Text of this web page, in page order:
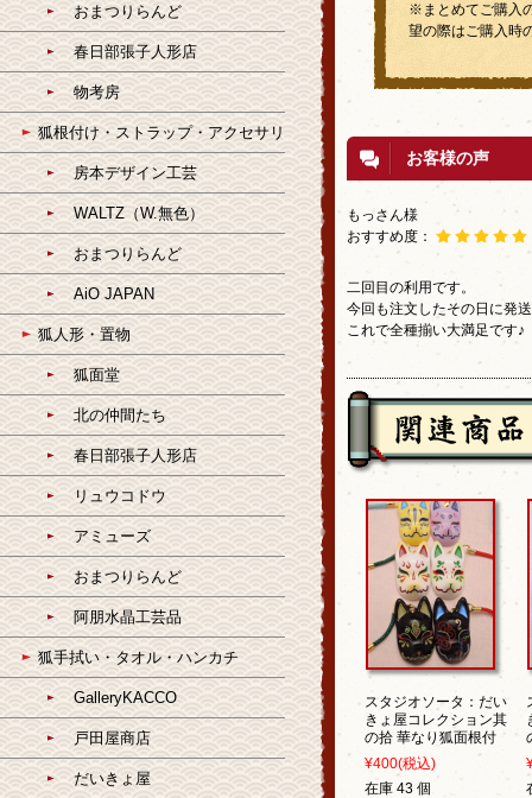
※まとめてご購入
望の際はご購入時
お客様の声
もっさん様
おすすめ度：
二回目の利用です。
今回も注文したその日に発
これで全種揃い大満足です♪
スタジオソータ：だい
きょ屋コレクション其
の拾 華なり狐面根付
¥400(税込)
在庫 43 個
おまつりらんど
春日部張子人形店
物考房
狐根付け・ストラップ・アクセサリ
房本デザイン工芸
WALTZ（W.無色）
おまつりらんど
AiO JAPAN
狐人形・置物
狐面堂
北の仲間たち
春日部張子人形店
リュウコドウ
アミューズ
おまつりらんど
阿朋水晶工芸品
狐手拭い・タオル・ハンカチ
GalleryKACCO
戸田屋商店
だいきょ屋